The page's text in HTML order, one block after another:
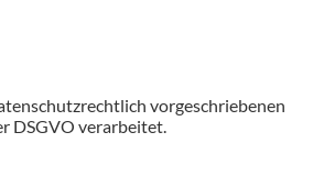
vorgeschriebenen
DSGVO verarbeitet.